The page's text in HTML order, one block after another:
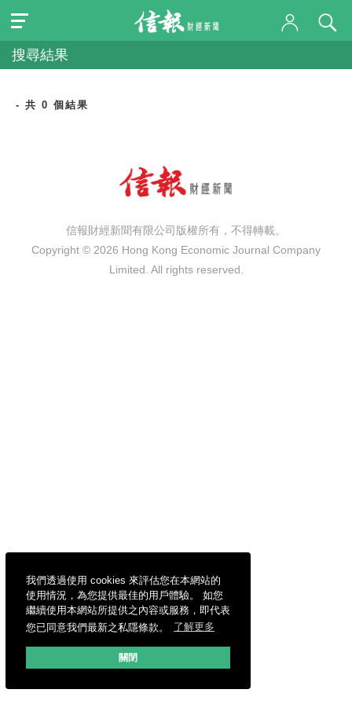
我們透過使用 cookies 來評估您在本網站的
使用情況，為您提供最佳的用戶體驗。 如您
繼續使用本網站所提供之內容或服務，即代表
您已同意我們最新之私隱條款。
了解更多
關閉
搜尋結果
- 共 0 個結果
信報財經新聞有限公司版權所有，不得轉載。
Copyright © 2026 Hong Kong Economic Journal Company
Limited. All rights reserved.